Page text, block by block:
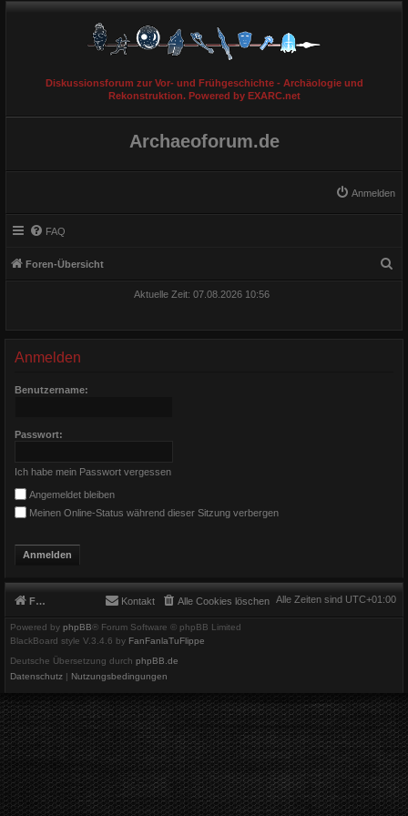
Diskussionsforum zur Vor- und Frühgeschichte - Archäologie und
Rekonstruktion. Powered by EXARC.net
Archaeoforum.de
Anmelden
FAQ
Foren-Übersicht
Aktuelle Zeit: 07.08.2026 10:56
Anmelden
Benutzername:
Passwort:
Ich habe mein Passwort vergessen
Angemeldet bleiben
Meinen Online-Status während dieser Sitzung verbergen
Foren-Übersicht Alle Zeiten sind UTC+01:00
Alle Cookies löschen
Kontakt
Powered by phpBB® Forum Software © phpBB Limited
BlackBoard style V.3.4.6 by FanFanlaTuFlippe
Deutsche Übersetzung durch phpBB.de
Datenschutz | Nutzungsbedingungen